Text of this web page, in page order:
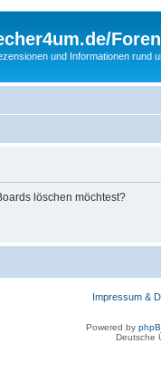
Foren
und Informationen rund
löschen möchtest?
Impressum &
Powered by
Deutsche